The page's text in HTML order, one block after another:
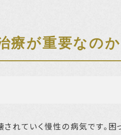
療が重要なのか
れていく慢性の病気です。困